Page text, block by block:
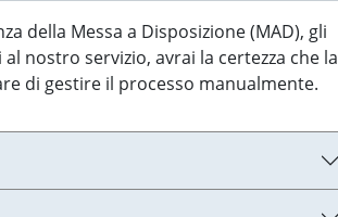
della Messa a Disposizione (MAD), gli
nostro servizio, avrai la certezza che la
di gestire il processo manualmente.